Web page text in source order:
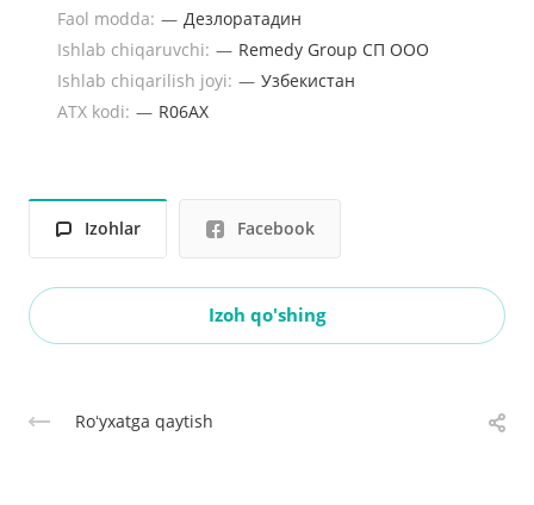
Faol modda: — Дезлоратадин
Ishlab chiqaruvchi: — Remedy Group СП OOO
Ishlab chiqarilish joyi: — Узбекистан
ATX kodi: — R06AX
Izohlar Facebook
Izoh qo'shing
Roʻyxatga qaytish